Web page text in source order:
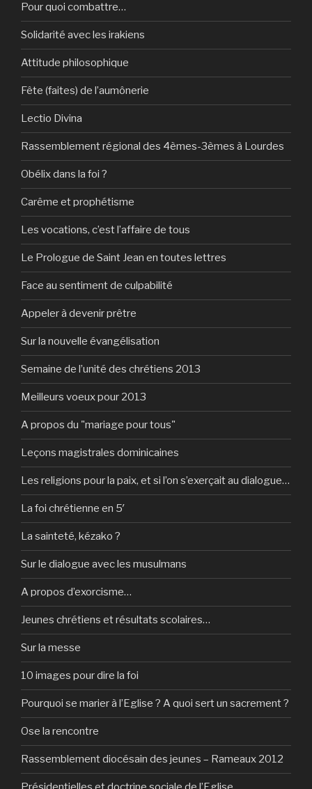
Pour quoi combattre…
Solidarité avec les irakiens
Attitude philosophique
Fête (faites) de l’aumônerie
Lectio Divina
Rassemblement régional des 4èmes-3èmes à Lourdes
Obélix dans la foi ?
Carême et prophétisme
Les vocations, c’est l’affaire de tous
Le Prologue de Saint Jean en toutes lettres
Face au sentiment de culpabilité
Appeler à devenir prêtre
Sur la nouvelle évangélisation
Semaine de l’unité des chrétiens 2013
Meilleurs voeux pour 2013
A propos du "mariage pour tous"
Leçons magistrales dominicaines
Les religions pour la paix, et si l’on s’exerçait au dialogue…
La foi chrétienne en 5′
La sainteté, kézako ?
Sur le dialogue avec les musulmans
A propos d’exorcisme…
Jeunes chrétiens et résultats scolaires…
Sur la messe
10 images pour dire la foi
Pourquoi se marier à l’Eglise ? A quoi sert un sacrement ?
Ose la rencontre
Rassemblement diocésain des jeunes – Rameaux 2012